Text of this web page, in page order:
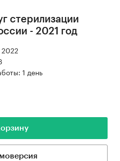
стерилизации
- 2021 год
2022
1 день